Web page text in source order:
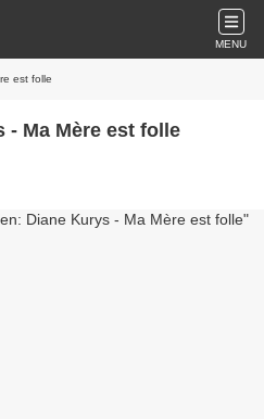
MENU
est folle
- Ma Mère est folle